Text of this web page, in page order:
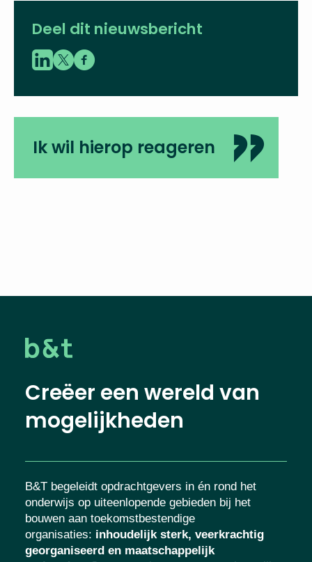
Deel dit nieuwsbericht
Ik wil hierop reageren
Creëer een wereld van
mogelijkheden
B&T begeleidt opdrachtgevers in én rond het
onderwijs op uiteenlopende gebieden bij het
bouwen aan toekomstbestendige
organisaties: inhoudelijk sterk, veerkrachtig
georganiseerd en maatschappelijk